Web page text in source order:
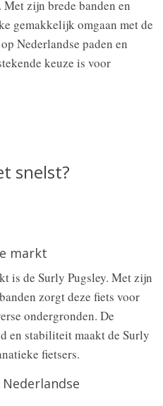
zijn brede banden en
gemakkelijk omgaan met de
Nederlandse paden en
keuze is voor
snelst?
markt
is de Surly Pugsley. Met zijn
zorgt deze fiets voor
ondergronden. De
en stabiliteit maakt de Surly
fietsers.